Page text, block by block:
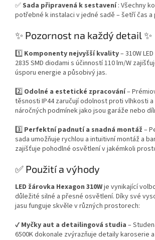
✅Sada připravená k sestavení: Všechny
potřebné k instalaci v jedné sadě – šetří čas a
✨ Pozornost na každý detail ✨
1️⃣ Komponenty nejvyšší kvality– 310W
2835 SMD diodami s účinností 110 lm/W
úsporu energie a působivý jas.
2️⃣ Odolné a estetické zpracování–
těsnosti IP44 zaručují odolnost proti vlhkosti
náročných podmínek jako jsou garáže nebo
3️⃣ Perfektní padnutí a snadná montáž –
sada umožňuje rychlou a intuitivní montáž a
zajišťuje pohodlné osvětlení v jakémkoli
✅ Použití a výhody
LED žárovka Hexagon 310Wje vynikající
důležité silné a přesné osvětlení. Díky své
jasu funguje skvěle v různých prostorech:
✔️ Myčky aut a detailingová studia –
6500K dokonale zvýrazňuje detaily karoserie